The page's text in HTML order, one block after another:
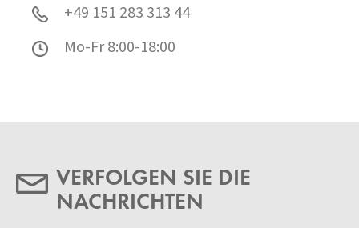
+49 151 283 313 44
Mo-Fr 8:00-18:00
VERFOLGEN SIE DIE
NACHRICHTEN